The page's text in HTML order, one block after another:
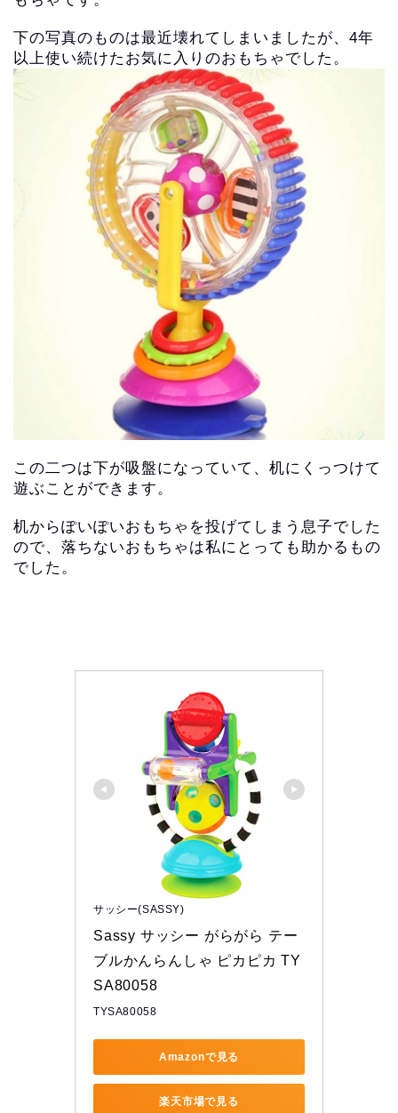
下の写真のものは最近壊れてしまいましたが、4年
以上使い続けたお気に入りのおもちゃでした。
この二つは下が吸盤になっていて、机にくっつけて
遊ぶことができます。
机からぽいぽいおもちゃを投げてしまう息子でした
ので、落ちないおもちゃは私にとっても助かるもの
でした。
サッシー(SASSY)
Sassy サッシー がらがら テー
ブルかんらんしゃ ピカピカ TY
SA80058
TYSA80058
Amazonで見る
楽天市場で見る